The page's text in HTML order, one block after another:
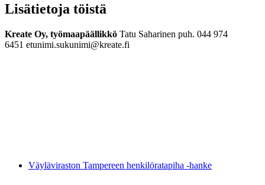
Lisätietoja töistä
Kreate Oy, työmaapäällikkö Tatu Saharinen puh. 044 974
6451 etunimi.sukunimi@kreate.fi
Väyläviraston Tampereen henkilöratapiha -hanke